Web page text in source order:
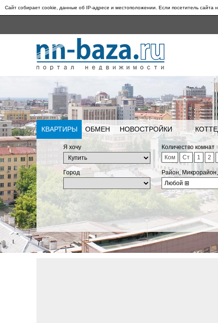
Сайт собирает cookie, данные об IP-адресе и местоположении. Если посетитель сайта
КВАРТИРЫ ОБМЕН НОВОСТРОЙКИ
Я хочу
Количество комнат
Ком
Ст 1 2
Город
Район,
Любой ⊞